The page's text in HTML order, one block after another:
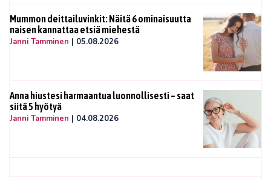
Mummon deittailuvinkit: Näitä 6 ominaisuutta
naisen kannattaa etsiä miehestä
Janni Tamminen | 05.08.2026
Anna hiustesi harmaantua luonnollisesti – saat
siitä 5 hyötyä
Janni Tamminen | 04.08.2026